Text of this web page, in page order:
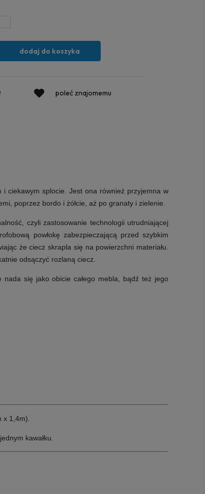
dodaj do koszyka
poleć znajomemu
ciekawym splocie. Jest ona również przyjemna w
poprzez bordo i żółcie, aż po granaty i zielenie.
czyli zastosowanie technologii utrudniającej
powłokę zabezpieczającą przed szybkim
że ciecz skrapla się na powierzchni materiału.
odsączyć rozlaną ciecz.
się jako obicie całego mebla, bądź też jego
1,4m).
kawałku.